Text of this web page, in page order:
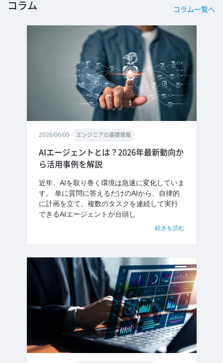
コラム コラム一覧へ
2026/06/05 エンジニアの基礎情報
AIエージェントとは？2026年最新動向か
ら活用事例を解説
近年、AIを取り巻く環境は急速に変化していま
す。 単に質問に答えるだけのAIから、自律的
に計画を立て、複数のタスクを連続して実行
できるAIエージェントが台頭し
続きを読む